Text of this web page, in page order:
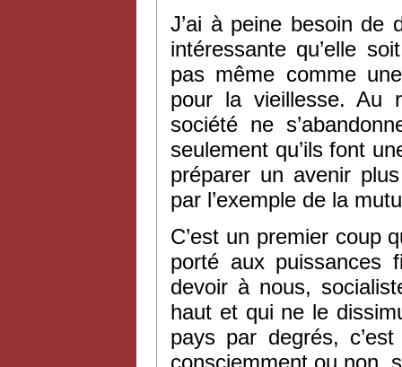
J’ai à peine besoin de
intéressante qu’elle
pas même comme
pour la vieillesse. Au
société ne
seulement qu’ils font
préparer un avenir
par l’exemple de la
C’est un premier coup
porté aux puissances
devoir à nous,
haut et qui ne le
pays par degrés,
consciemment ou non,